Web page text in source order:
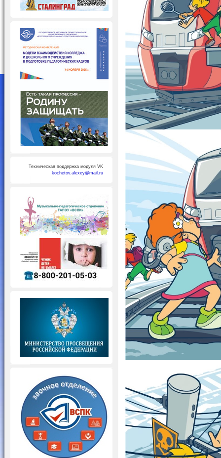
Техническая поддержка модуля VK
kochetov.alexey@mail.ru